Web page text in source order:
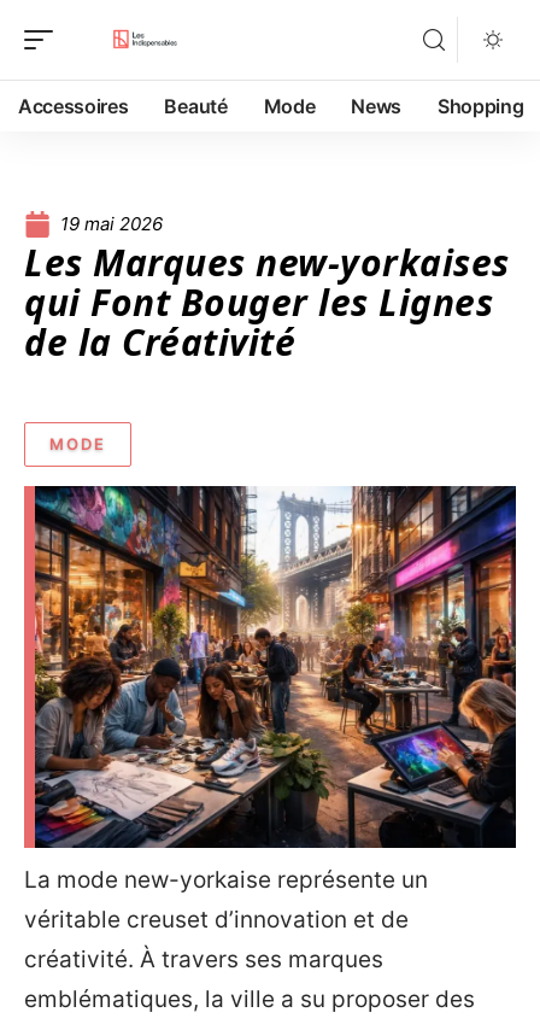
Accessoires Beauté Mode News Shopping
19 mai 2026
Les Marques new-yorkaises
qui Font Bouger les Lignes
de la Créativité
MODE
La mode new-yorkaise représente un
véritable creuset d’innovation et de
créativité. À travers ses marques
emblématiques, la ville a su proposer des